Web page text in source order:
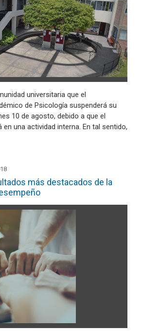
universitaria que el
de Psicología suspenderá su
10 de agosto, debido a que el
en una actividad interna. En tal sentido,
más destacados de la